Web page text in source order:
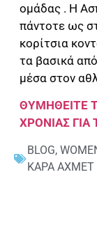
ομάδας . Η
πάντοτε ως
κορίτσια
τα βασικά
μέσα στον
ΘΥΜΗΘΕΙΤΕ
ΧΡΟΝΙΑΣ
BLOG,
ΚΑΡΑ ΑΧΜΕΤ